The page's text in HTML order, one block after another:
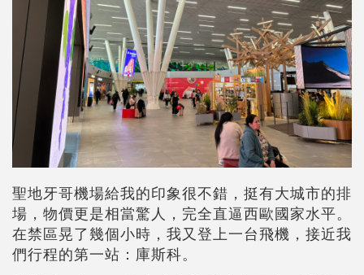
聖地牙哥機場給我的印象很不錯，挺有大城市的排
場，物價更是相當驚人，完全直逼西歐國家水平。
在禁區晃了幾個小時，我又登上一台飛機，接近我
們行程的第一站：庫斯科。